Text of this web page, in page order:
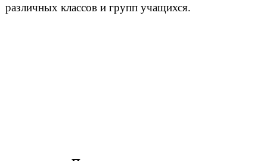
различных классов и групп учащихся.